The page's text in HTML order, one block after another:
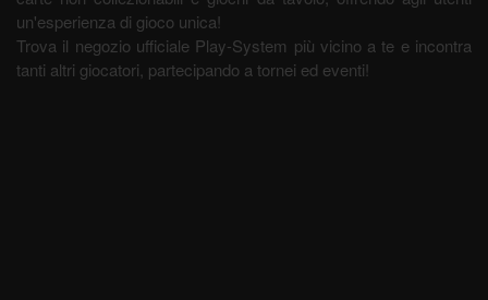
un'esperienza di gioco unica!
Trova il negozio ufficiale Play-System più vicino a te e incontra
tanti altri giocatori, partecipando a tornei ed eventi!